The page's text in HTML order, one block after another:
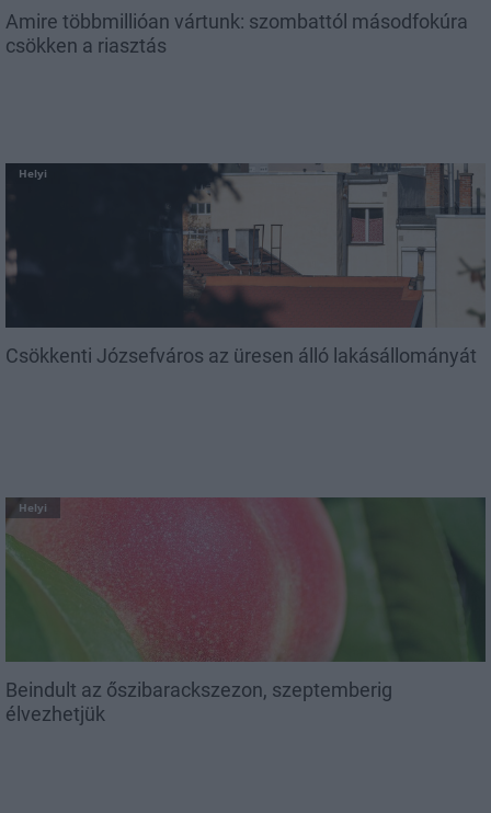
Amire többmillióan vártunk: szombattól másodfokúra
csökken a riasztás
Helyi
Csökkenti Józsefváros az üresen álló lakásállományát
Helyi
Beindult az őszibarackszezon, szeptemberig
élvezhetjük